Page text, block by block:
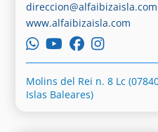
direccion@alfaibizaisla.com
www.alfaibizaisla.com
Molins del Rei n. 8 Lc
Islas Baleares)